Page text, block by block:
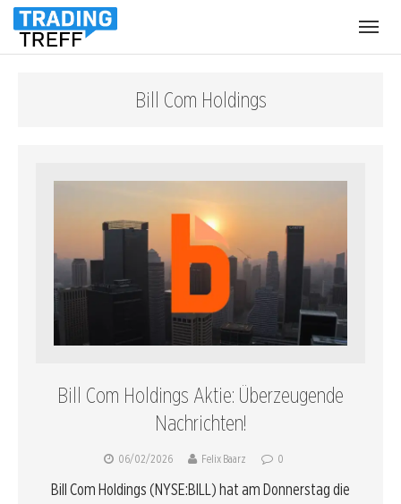
Bill Com Holdings
Bill Com Holdings Aktie: Überzeugende
Nachrichten!
06/02/2026 Felix Baarz 0
Bill Com Holdings (NYSE:BILL) hat am Donnerstag die